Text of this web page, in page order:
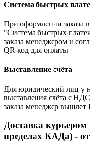
Система быстрых
При оформлении заказа
"Система быстрых
заказа менеджером и
QR-код для оплаты
Выставление счёта
Для юридический лиц у
выставления счёта с
заказа менеджер вышлет
Доставка
пределах КАДа) -